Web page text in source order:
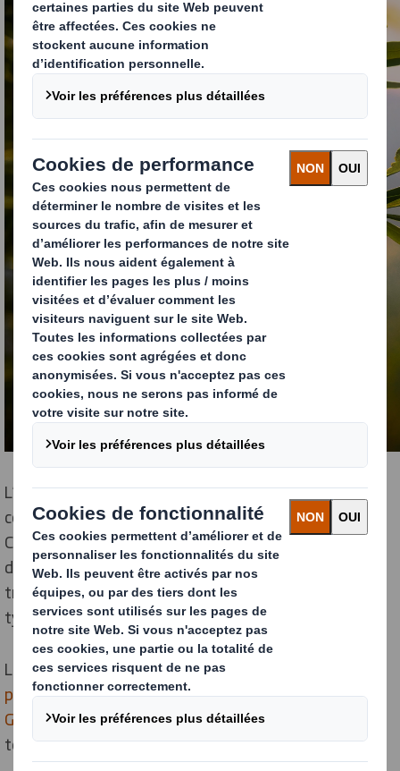
L’ emballage en carton recyclédes débuts a pourtant
connu bien des évolutions et perfectionnements.
ChezDS Smithpar exemple, nous sommes en capacité
de vous proposer unpackaging écologique
très esthétique et hautement qualitatif, pour tous
types de produits.
La conception récente d’un nouvel
personnalisépour l’huile d’olive premiumMorocco
Gold
constitue un excellent exemple de l’expertise
technique DS Smith.